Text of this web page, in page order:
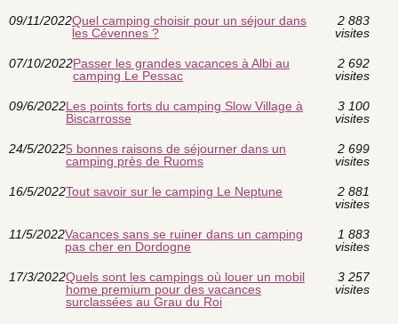
09/11/2022Quel camping choisir pour un séjour dans
les Cévennes ?
2 883
visites
07/10/2022Passer les grandes vacances à Albi au
camping Le Pessac
2 692
visites
09/6/2022Les points forts du camping Slow Village à
Biscarrosse
3 100
visites
24/5/20225 bonnes raisons de séjourner dans un
camping près de Ruoms
2 699
visites
16/5/2022Tout savoir sur le camping Le Neptune
2 881
visites
11/5/2022Vacances sans se ruiner dans un camping
pas cher en Dordogne
1 883
visites
17/3/2022Quels sont les campings où louer un mobil
home premium pour des vacances
surclassées au Grau du Roi
3 257
visites